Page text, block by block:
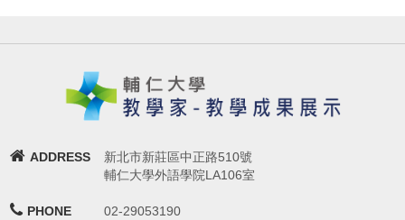
ADDRESS
新北市新莊區中正路510號
輔仁大學外語學院LA106室
PHONE 02-29053190